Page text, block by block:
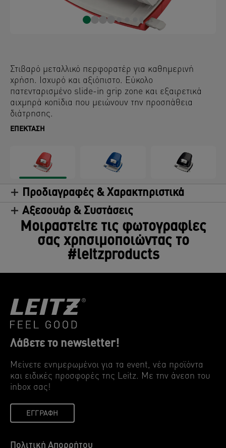
Στιβαρό μεταλλικό περφορατέρ για καθημερινή
χρήση. Ισχυρό και αξιόπιστο. Εύκολο
πατενταρισμένο slide-in grip zone και εξαιρετικά
αιχμηρά κοπίδια που μειώνουν την προσπάθεια
διάτρησης.
ΕΠΈΚΤΑΣΗ
Προδιαγραφές & Χαρακτηριστικά
Αξεσουάρ & Συστάσεις
Μοιραστείτε τις φωτογραφίες
σας χρησιμοποιώντας το
#leitzproducts
Λάβετε το newsletter!
Μείνετε ενημερωμένοι για τα event, νέα προϊόντα
και ειδικές προσφορές της Leitz. Mε την άνεση του
inbox σας!
ΕΓΓΡΑΦΉ
Πολιτική Απορρήτου